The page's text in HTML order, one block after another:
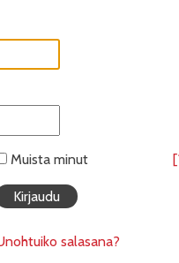
Muista minut
salasana?